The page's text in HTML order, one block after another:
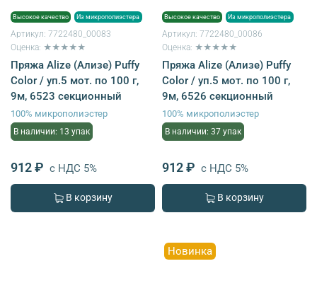
Высокое качество Из микрополиэстера
Артикул: 7722480_00083
Оценка: ★★★★★
Пряжа Alize (Ализе) Puffy
Color / уп.5 мот. по 100 г,
9м, 6523 секционный
100% микрополиэстер
В наличии: 13 упак
912 ₽ с НДС 5%
В корзину
Высокое качество Из микрополиэстера
Артикул: 7722480_00086
Оценка: ★★★★★
Пряжа Alize (Ализе) Puffy
Color / уп.5 мот. по 100 г,
9м, 6526 секционный
100% микрополиэстер
В наличии: 37 упак
912 ₽ с НДС 5%
В корзину
Новинка